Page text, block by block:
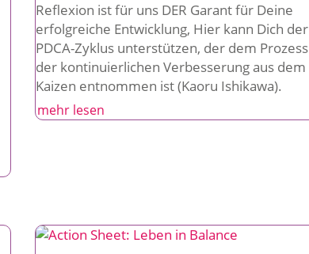
Reflexion ist für uns DER Garant für Deine
erfolgreiche Entwicklung, Hier kann Dich der
PDCA-Zyklus unterstützen, der dem Prozess
der kontinuierlichen Verbesserung aus dem
Kaizen entnommen ist (Kaoru Ishikawa).
mehr lesen